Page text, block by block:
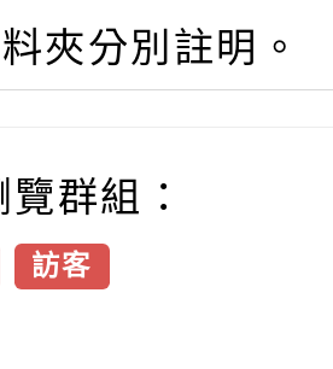
夾分別註明。
群組：
訪客